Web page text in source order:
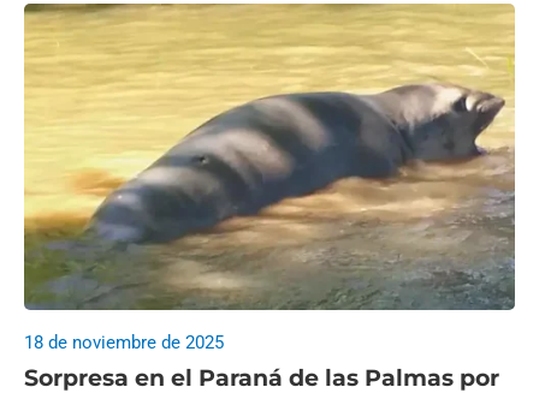
Sorpresa en el Paraná de las Palmas por
18 de noviembre de 2025